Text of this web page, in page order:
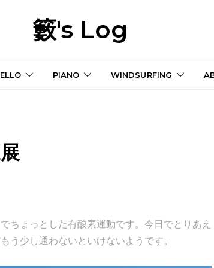
籔's Log
PIANO WINDSURFING
ちょっとした有酸素運動です。今日でとりあえ
う少し通わないといけないようです。